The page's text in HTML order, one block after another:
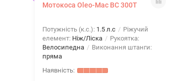
Мотокоса Oleo-Mac BC 300T
Потужність (к.с.): 1.5 л.с
Ріжучий
елемент: Ніж/Ліска
Рукоятка:
Велосипедна
Виконання штанги:
пряма